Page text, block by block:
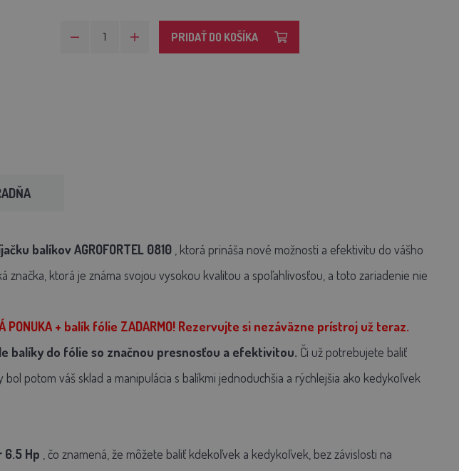
PRIDAŤ DO KOŠÍKA
balíkov AGROFORTEL 0810, ktorá prináša nové možnosti a efektivitu do vášho
značka, ktorá je známa svojou vysokou kvalitou a spoľahlivosťou, a toto zariadenie nie
PONUKA + balík fólie ZADARMO! Rezervujte si nezáväzne prístroj už teraz.
balíky do fólie so značnou presnosťou a efektivitou. Či už potrebujete baliť
potom váš sklad a manipulácia s balíkmi jednoduchšia a rýchlejšia ako kedykoľvek
Hp , čo znamená, že môžete baliť kdekoľvek a kedykoľvek, bez závislosti na